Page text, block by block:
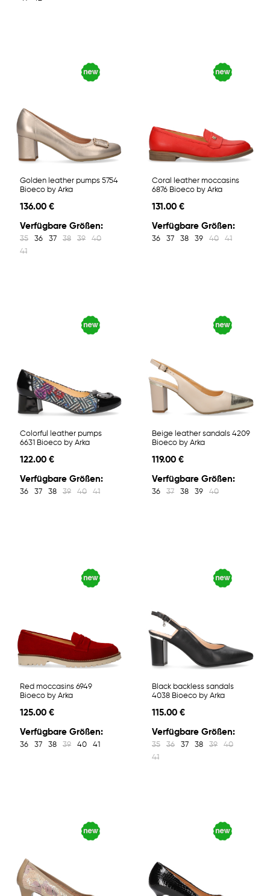
Golden leather pumps 5754
Bioeco by Arka
136.00 €
Verfügbare Größen:
35 36 37 38 39
40
41
Coral leather moccasins
6876 Bioeco by Arka
131.00 €
Verfügbare Größen:
36 37 38 39 40 41
Colorful leather pumps
6631 Bioeco by Arka
122.00 €
Verfügbare Größen:
36 37 38 39 40 41
Beige leather sandals 4209
Bioeco by Arka
119.00 €
Verfügbare Größen:
36 37 38 39 40
Red moccasins 6949
Bioeco by Arka
125.00 €
Verfügbare Größen:
36 37 38 39 40 41
Black backless sandals
4038 Bioeco by Arka
115.00 €
Verfügbare Größen:
35 36 37 38 39
40
41